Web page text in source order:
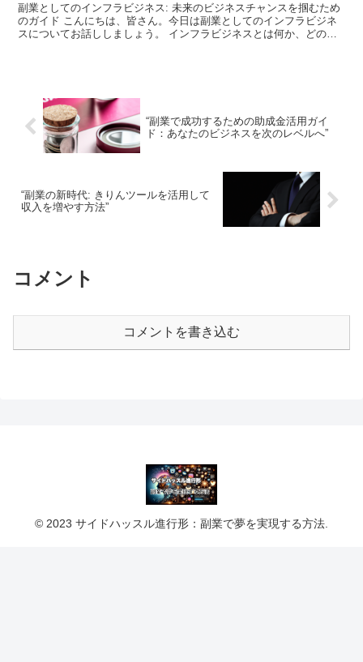
副業としてのインフラビジネス: 未来のビジネスチャンスを掴むため
のガイド こんにちは、皆さん。今日は副業としてのインフラビジネ
スについてお話ししましょう。 インフラビジネスとは何か、どのよ
“副業で成功するための助成金活用ガイ
ド：あなたのビジネスを次のレベルへ”
“副業の新時代: きりんツールを活用して
収入を増やす方法”
コメント
コメントを書き込む
© 2023 サイドハッスル進行形：副業で夢を実現する方法.